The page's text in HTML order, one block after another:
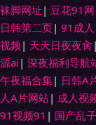
袜脚网址 | 豆花91网
日韩第二页| 91成
视频 | 天天日夜夜肏 |
源ai | 深夜福利导航
午夜福合集| 日韩A
人A片网站| 成人视
91视频91 | 国产乱